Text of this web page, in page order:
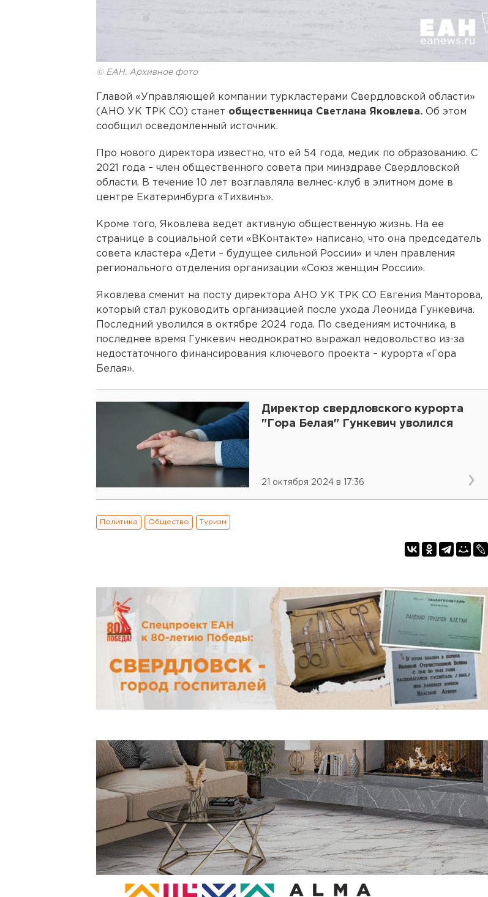
© ЕАН. Архивное фото
Главой «Управляющей компании туркластерами Свердловской области»
(АНО УК ТРК СО) станет общественница Светлана Яковлева. Об этом
сообщил осведомленный источник.
Про нового директора известно, что ей 54 года, медик по образованию. С
2021 года – член общественного совета при минздраве Свердловской
области. В течение 10 лет возглавляла велнес-клуб в элитном доме в
центре Екатеринбурга «Тихвинъ».
Кроме того, Яковлева ведет активную общественную жизнь. На ее
странице в социальной сети «ВКонтакте» написано, что она председатель
совета кластера «Дети – будущее сильной России» и член правления
регионального отделения организации «Союз женщин России».
Яковлева сменит на посту директора АНО УК ТРК СО Евгения Манторова,
который стал руководить организацией после ухода Леонида Гункевича.
Последний уволился в октябре 2024 года. По сведениям источника, в
последнее время Гункевич неоднократно выражал недовольство из-за
недостаточного финансирования ключевого проекта – курорта «Гора
Белая».
Директор свердловского курорта
"Гора Белая" Гункевич уволился
21 октября 2024 в 17:36
Политика Общество Туризм